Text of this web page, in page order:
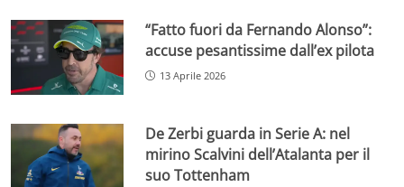
“Fatto fuori da Fernando Alonso”:
accuse pesantissime dall’ex pilota
13 Aprile 2026
De Zerbi guarda in Serie A: nel
mirino Scalvini dell’Atalanta per il
suo Tottenham